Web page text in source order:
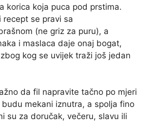
korica koja puca pod prstima.
recept se pravi sa
(ne griz za puru), a
i maslaca daje onaj bogat,
kog se uvijek traži još jedan
da fil napravite tačno po mjeri
mekani iznutra, a spolja fino
su za doručak, večeru, slavu ili